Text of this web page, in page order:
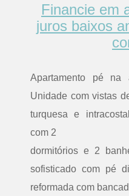
Financie em
juros baixos
Apartamento pé na
Unidade com vistas
turquesa e
com 2
dormitórios e 2
sofisticado com pé
reformada com